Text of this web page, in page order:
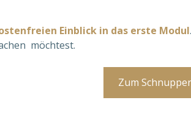
Einblick in das erste Modul
möchtest.
Zum